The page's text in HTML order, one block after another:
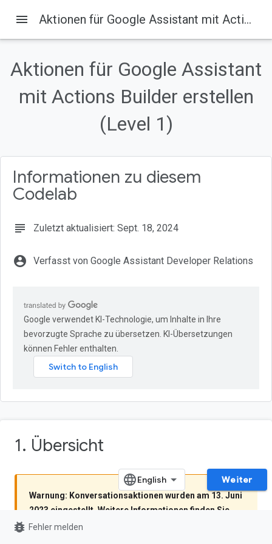
Auf dieser Seite
1. Übersicht
Aufgaben
menu Aktionen für Google Assistant mit Actions Builder erstellen (Level 1)
Aktionen für Google Assistant
mit Actions Builder erstellen
(Level 1)
Informationen zu diesem
Codelab
subject Zuletzt aktualisiert: Sept. 18, 2024
account_circle Verfasst von Google Assistant Developer Relations
Google verwendet KI-Technologie, um Inhalte in Ihre
bevorzugte Sprache zu übersetzen. KI-Übersetzungen
können Fehler enthalten.
1. Übersicht
Warnung: Konversationsaktionen wurden am 13. Juni
2023 eingestellt. Weitere Informationen finden Sie
unterEinstellung der Konversationsaktionen
Weiter
bug_report Fehler melden